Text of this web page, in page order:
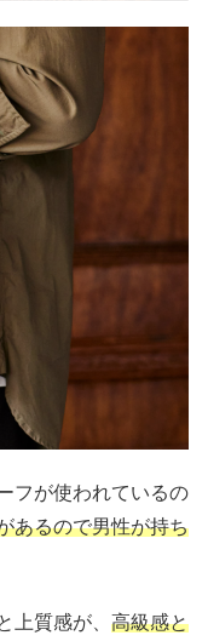
フが使われているの
あるので男性が持ち
上質感が、 高級感と